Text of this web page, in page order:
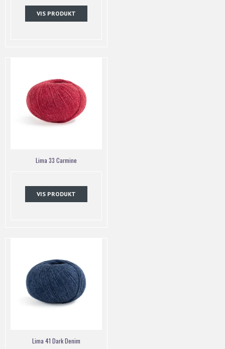
VIS PRODUKT
Lima 33 Carmine
VIS PRODUKT
Lima 41 Dark Denim